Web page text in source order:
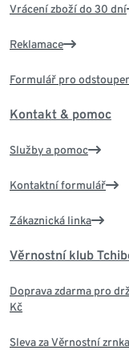
Vrácení zboží do 30 dní
Reklamace
Formulář pro
Kontakt & pomoc
Služby a pomoc
Kontaktní formulář
Zákaznická linka
Věrnostní klub
Doprava zdarma pro
Kč
Sleva za Věrnostní zrnka